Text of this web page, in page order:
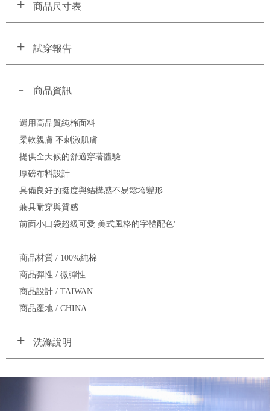
商品尺寸表
試穿報告
商品資訊
選用高品質純棉面料
柔軟親膚 不刺激肌膚
提供全天候的舒適穿著體驗
厚磅布料設計
具備良好的挺度與結構感不易鬆垮變形
兼具耐穿與質感
前面小口袋超級可愛 美式風格的字體配色'
商品材質 / 100%純棉
商品彈性 / 微彈性
商品設計 / TAIWAN
商品產地 / CHINA
洗滌說明